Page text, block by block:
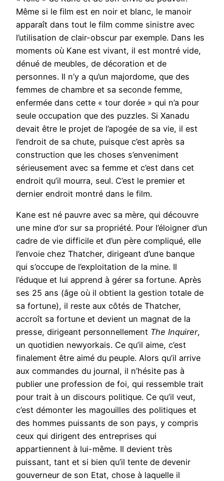
Même si le film est en noir et blanc, le manoir
apparaît dans tout le film comme sinistre avec
l’utilisation de clair-obscur par exemple. Dans les
moments où Kane est vivant, il est montré vide,
dénué de meubles, de décoration et de
personnes. Il n’y a qu’un majordome, que des
femmes de chambre et sa seconde femme,
enfermée dans cette « tour dorée » qui n’a pour
seule occupation que des puzzles. Si Xanadu
devait être le projet de l’apogée de sa vie, il est
l’endroit de sa chute, puisque c’est après sa
construction que les choses s’enveniment
sérieusement avec sa femme et c’est dans cet
endroit qu’il mourra, seul. C’est le premier et
dernier endroit montré dans le film.
Kane est né pauvre avec sa mère, qui découvre
une mine d’or sur sa propriété. Pour l’éloigner d’un
cadre de vie difficile et d’un père compliqué, elle
l’envoie chez Thatcher, dirigeant d’une banque
qui s’occupe de l’exploitation de la mine. Il
l’éduque et lui apprend à gérer sa fortune. Après
ses 25 ans (âge où il obtient la gestion totale de
sa fortune), il reste aux côtés de Thatcher,
accroît sa fortune et devient un magnat de la
presse, dirigeant personnellement The Inquirer,
un quotidien newyorkais. Ce qu’il aime, c’est
finalement être aimé du peuple. Alors qu’il arrive
aux commandes du journal, il n’hésite pas à
publier une profession de foi, qui ressemble trait
pour trait à un discours politique. Ce qu’il veut,
c’est démonter les magouilles des politiques et
des hommes puissants de son pays, y compris
ceux qui dirigent des entreprises qui
appartiennent à lui-même. Il devient très
puissant, tant et si bien qu’il tente de devenir
gouverneur de son Etat, chose à laquelle il